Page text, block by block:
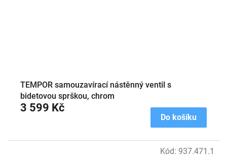
TEMPOR samouzavírací nástěnný ventil s
bidetovou sprškou, chrom
3 599 Kč
Do košíku
Kód: 937.471.1